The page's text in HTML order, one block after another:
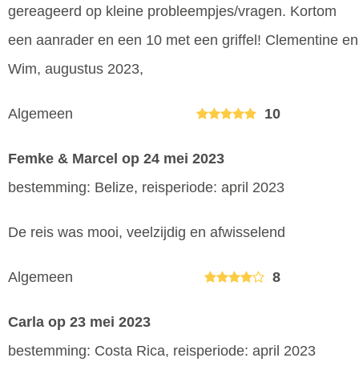
gereageerd op kleine probleempjes/vragen. Kortom
een aanrader en een 10 met een griffel! Clementine en
Wim, augustus 2023,
Algemeen 10
Femke & Marcel op 24 mei 2023
bestemming: Belize, reisperiode: april 2023
De reis was mooi, veelzijdig en afwisselend
Algemeen 8
Carla op 23 mei 2023
bestemming: Costa Rica, reisperiode: april 2023